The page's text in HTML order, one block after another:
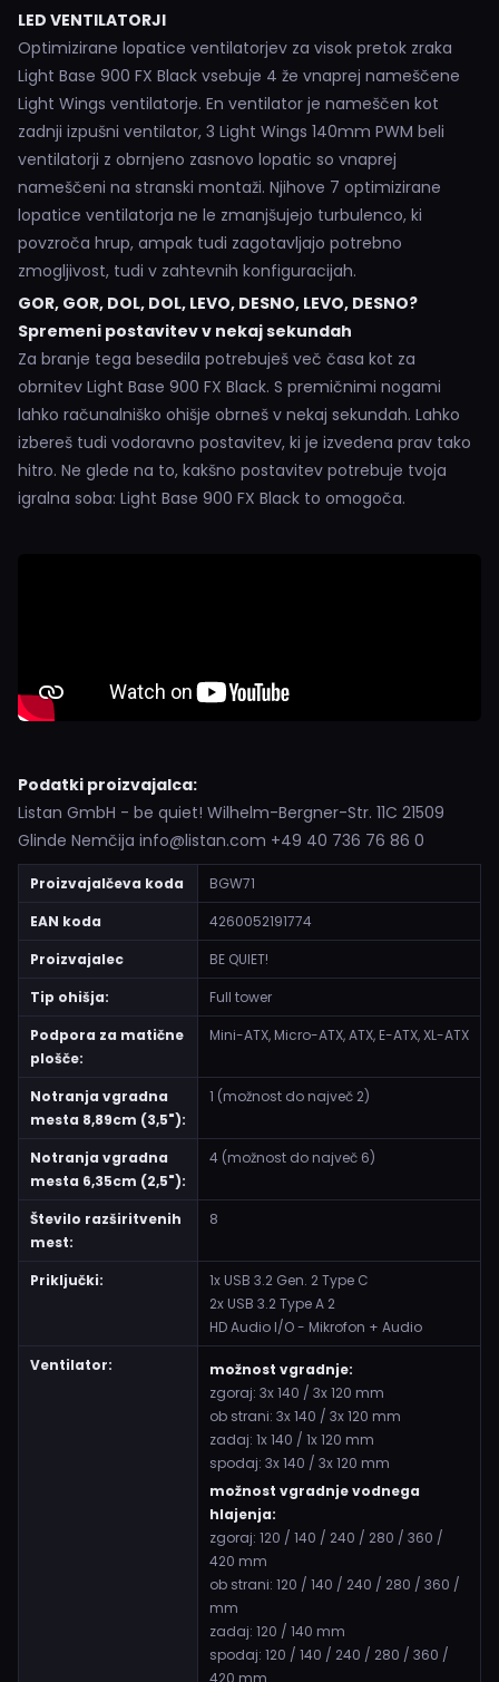
LED VENTILATORJI
Optimizirane lopatice ventilatorjev za visok pretok zraka
Light Base 900 FX Black vsebuje 4 že vnaprej nameščene
Light Wings ventilatorje. En ventilator je nameščen kot
zadnji izpušni ventilator, 3 Light Wings 140mm PWM beli
ventilatorji z obrnjeno zasnovo lopatic so vnaprej
nameščeni na stranski montaži. Njihove 7 optimizirane
lopatice ventilatorja ne le zmanjšujejo turbulenco, ki
povzroča hrup, ampak tudi zagotavljajo potrebno
zmogljivost, tudi v zahtevnih konfiguracijah.
GOR, GOR, DOL, DOL, LEVO, DESNO, LEVO, DESNO?
Spremeni postavitev v nekaj sekundah
Za branje tega besedila potrebuješ več časa kot za
obrnitev Light Base 900 FX Black. S premičnimi nogami
lahko računalniško ohišje obrneš v nekaj sekundah. Lahko
izbereš tudi vodoravno postavitev, ki je izvedena prav tako
hitro. Ne glede na to, kakšno postavitev potrebuje tvoja
igralna soba: Light Base 900 FX Black to omogoča.
Podatki proizvajalca:
Listan GmbH - be quiet! Wilhelm-Bergner-Str. 11C 21509
Glinde Nemčija info@listan.com +49 40 736 76 86 0
Proizvajalčeva koda
BGW71
EAN koda
4260052191774
Proizvajalec
BE QUIET!
Tip ohišja:
Full tower
Podpora za matične
plošče:
Mini-ATX, Micro-ATX, ATX, E-ATX, XL-ATX
Notranja vgradna
mesta 8,89cm (3,5"):
1 (možnost do največ 2)
Notranja vgradna
mesta 6,35cm (2,5"):
4 (možnost do največ 6)
Število razširitvenih
mest:
8
Priključki:
1x USB 3.2 Gen. 2 Type C
2x USB 3.2 Type A 2
HD Audio I/O - Mikrofon + Audio
Ventilator:
možnost vgradnje:
zgoraj: 3x 140 / 3x 120 mm
ob strani: 3x 140 / 3x 120 mm
zadaj: 1x 140 / 1x 120 mm
spodaj: 3x 140 / 3x 120 mm
možnost vgradnje vodnega
hlajenja:
zgoraj: 120 / 140 / 240 / 280 / 360 /
420 mm
ob strani: 120 / 140 / 240 / 280 / 360 /
mm
zadaj: 120 / 140 mm
spodaj: 120 / 140 / 240 / 280 / 360 /
420 mm